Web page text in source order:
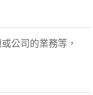
公司的業務等，